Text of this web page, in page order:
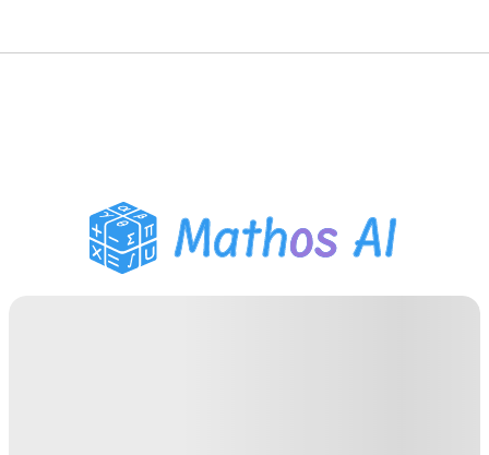
PDF Huiswerk Helper
Studietools